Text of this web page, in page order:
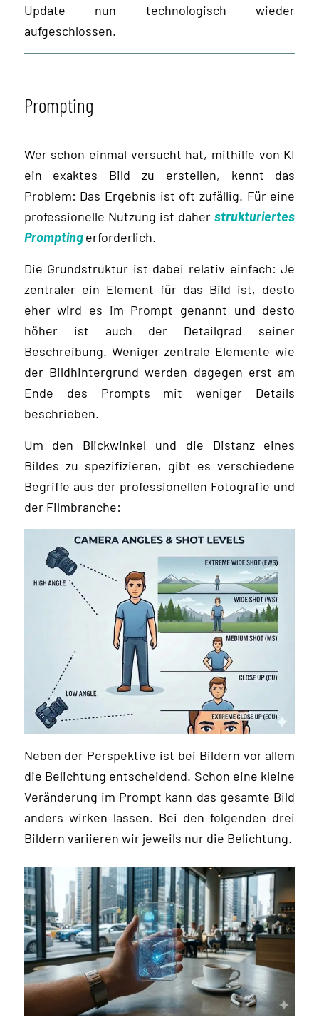
Update nun technologisch wieder
aufgeschlossen.
Prompting
Wer schon einmal versucht hat, mithilfe von KI
ein exaktes Bild zu erstellen, kennt das
Problem: Das Ergebnis ist oft zufällig. Für eine
professionelle Nutzung ist daherstrukturiertes
Promptingerforderlich.
Die Grundstruktur ist dabei relativ einfach: Je
zentraler ein Element für das Bild ist, desto
eher wird es im Prompt genannt und desto
höher ist auch der Detailgrad seiner
Beschreibung. Weniger zentrale Elemente wie
der Bildhintergrund werden dagegen erst am
Ende des Prompts mit weniger Details
beschrieben.
Um den Blickwinkel und die Distanz eines
Bildes zu spezifizieren, gibt es verschiedene
Begriffe aus der professionellen Fotografie und
der Filmbranche:
Neben der Perspektive ist bei Bildern vor allem
die Belichtung entscheidend. Schon eine kleine
Veränderung im Prompt kann das gesamte Bild
anders wirken lassen. Bei den folgenden drei
Bildern variieren wir jeweils nur die Belichtung.